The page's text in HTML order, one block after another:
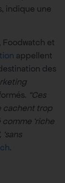
indique une
Foodwatch et
appellent
des
“Ces
cachent trop
‘riche
.